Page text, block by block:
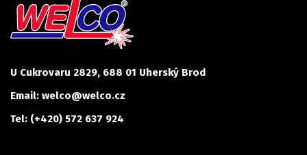
U Cukrovaru 2829, 688 01 Uherský Brod
Email: welco@welco.cz
Tel: (+420) 572 637 924